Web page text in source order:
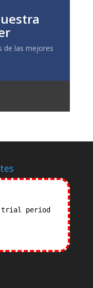
de las mejores
trial period